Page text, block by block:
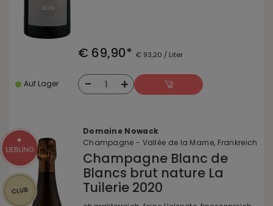
€ 69,90* € 93,20 / Liter
Auf Lager - 1 +
Domaine Nowack
Champagne - Vallée de la Marne, Frankreich
Champagne Blanc de
Blancs brut nature La
Tuilerie 2020